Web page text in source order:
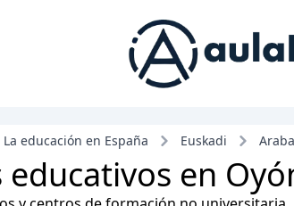
La educación en España Euskadi
educativos en